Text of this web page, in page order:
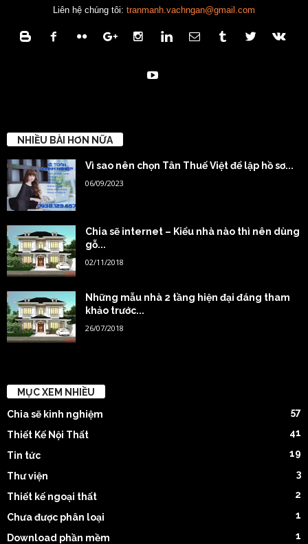
Liên hệ chúng tôi: tranmanh.vachngan@gmail.com
NHIỀU BÀI HƠN NỮA
Vì sao nên chọn Tân Thuế Việt để lập hồ sơ...
06/09/2023
Chia sẽ internet – Kiểu nhà nào thì nên dùng
gỗ...
02/11/2018
Những mẫu nhà 2 tầng hiện đại đáng tham
khảo trước...
26/07/2018
MỤC XEM NHIỀU
Chia sẽ kinh nghiệm
57
Thiết Kế Nội Thất 41
Tin tức 19
Thư viện 3
Thiết kế ngoại thất 2
Chưa được phân loại 1
Download phần mềm 1